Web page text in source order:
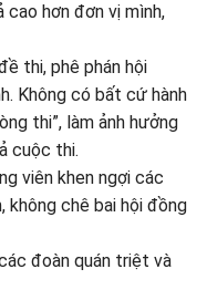
hơn đơn vị mình,
thi, phê phán hội
Không có bất cứ hành
thi”, làm ảnh hưởng
cuộc thi.
viên khen ngợi các
không chê bai hội đồng
đoàn quán triệt và